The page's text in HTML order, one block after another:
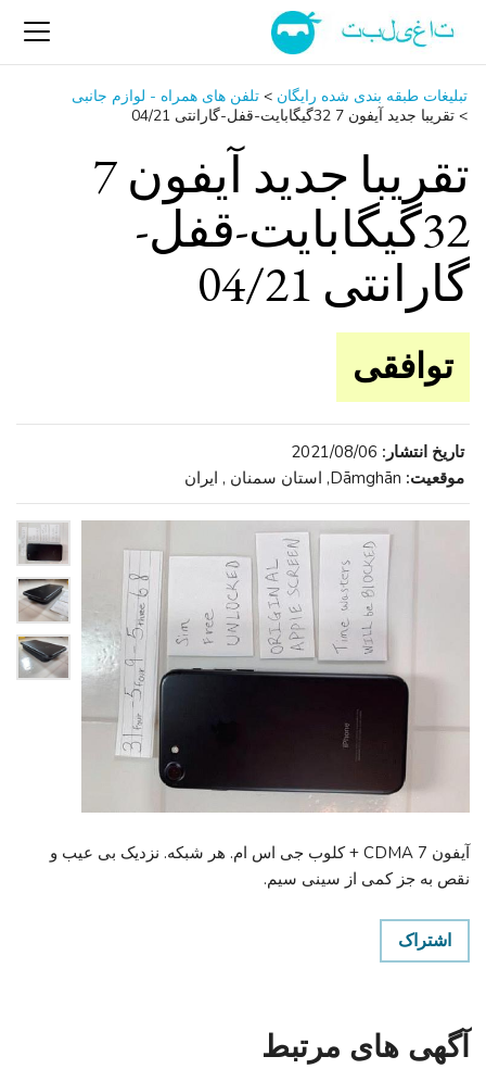
تبلیغات طبقه بندی شده رایگان > تلفن ‌های همراه - لوازم جانبی
> تقریبا جدید آیفون 7 32گیگابایت-قفل-گارانتی 04/21
تقریبا جدید آیفون 7
32گیگابایت-قفل-
گارانتی 04/21
توافقی
تاریخ انتشار: 2021/08/06
موقعیت: Dāmghān, استان سمنان , ایران
آیفون 7 CDMA + کلوب جی اس ام. هر شبکه. نزدیک بی عیب و
نقص به جز کمی از سینی سیم.
اشتراک
آگهی های مرتبط